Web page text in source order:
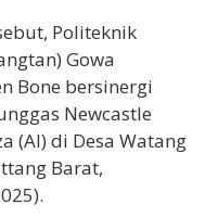
Politeknik
Gowa
Bone bersinergi
Newcastle
(AI) di Desa Watang
Barat,